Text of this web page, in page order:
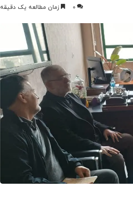
0 زمان مطالعه یک دقیقه